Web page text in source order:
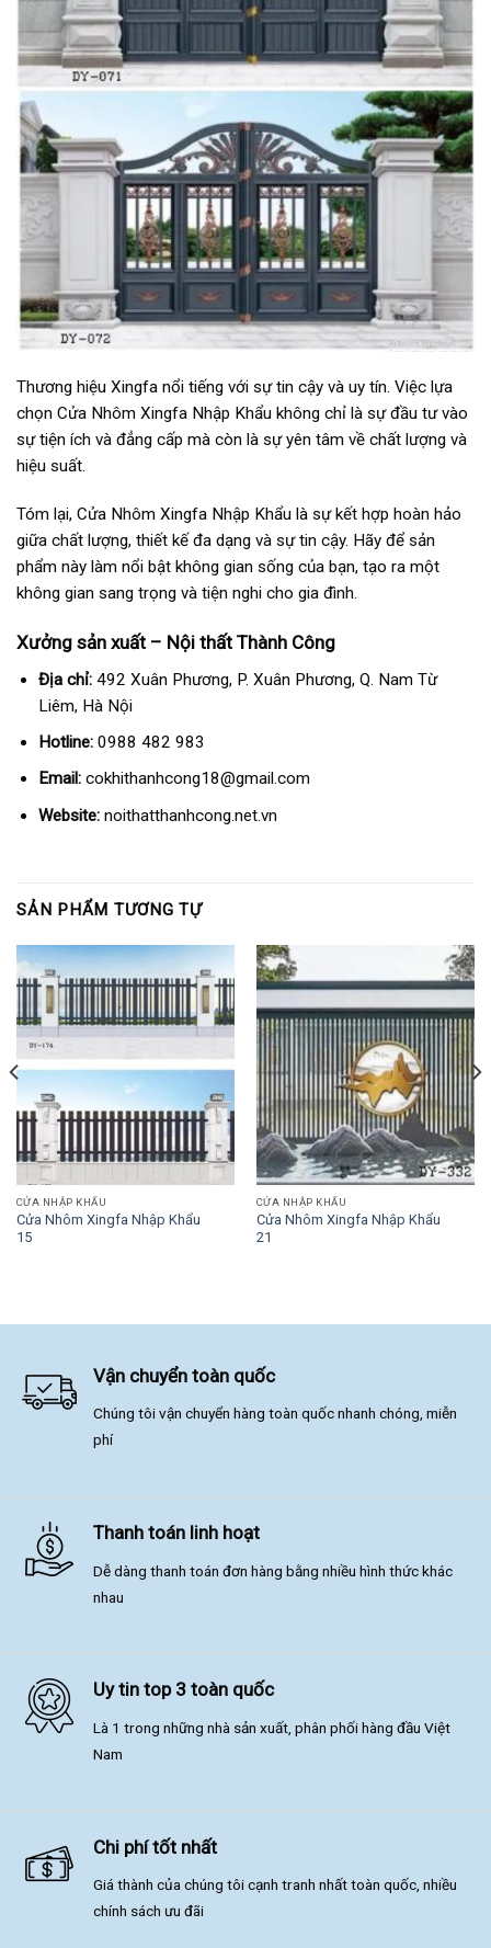
Thương hiệu Xingfa nổi tiếng với sự tin cậy và uy tín. Việc lựa
chọn Cửa Nhôm Xingfa Nhập Khẩu không chỉ là sự đầu tư vào
sự tiện ích và đẳng cấp mà còn là sự yên tâm về chất lượng và
hiệu suất.
Tóm lại, Cửa Nhôm Xingfa Nhập Khẩu là sự kết hợp hoàn hảo
giữa chất lượng, thiết kế đa dạng và sự tin cậy. Hãy để sản
phẩm này làm nổi bật không gian sống của bạn, tạo ra một
không gian sang trọng và tiện nghi cho gia đình.
Xưởng sản xuất – Nội thất Thành Công
Địa chỉ:492 Xuân Phương, P. Xuân Phương, Q. Nam Từ
Liêm, Hà Nội
Hotline:0988 482 983
Email:cokhithanhcong18@gmail.com
Website:noithatthanhcong.net.vn
SẢN PHẨM TƯƠNG TỰ
CỬA NHẬP KHẨU
Cửa Nhôm Xingfa Nhập Khẩu
15
CỬA NHẬP KHẨU
Cửa Nhôm Xingfa Nhập Khẩu
21
Vận chuyển toàn quốc
Chúng tôi vận chuyển hàng toàn quốc nhanh chóng, miễn
phí
Thanh toán linh hoạt
Dễ dàng thanh toán đơn hàng bằng nhiều hình thức khác
nhau
Uy tin top 3 toàn quốc
Là 1 trong những nhà sản xuất, phân phối hàng đầu Việt
Nam
Chi phí tốt nhất
Giá thành của chúng tôi cạnh tranh nhất toàn quốc, nhiều
chính sách ưu đãi